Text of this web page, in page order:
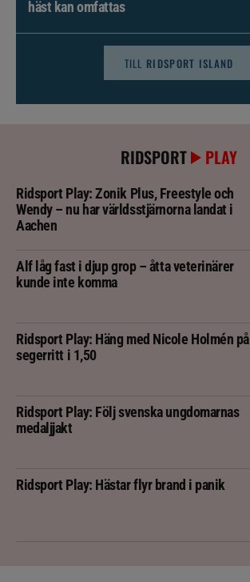
häst kan omfattas
TILL RIDSPORT ISLAND
RIDSPORT PLAY
Ridsport Play: Zonik Plus, Freestyle och
Wendy – nu har världsstjärnorna landat i
Aachen
Alf låg fast i djup grop – åtta veterinärer
kunde inte komma
Ridsport Play: Häng med Nicole Holmén på
segerritt i 1,50
Ridsport Play: Följ svenska ungdomarnas
medaljjakt
Ridsport Play: Hästar flyr brand i panik